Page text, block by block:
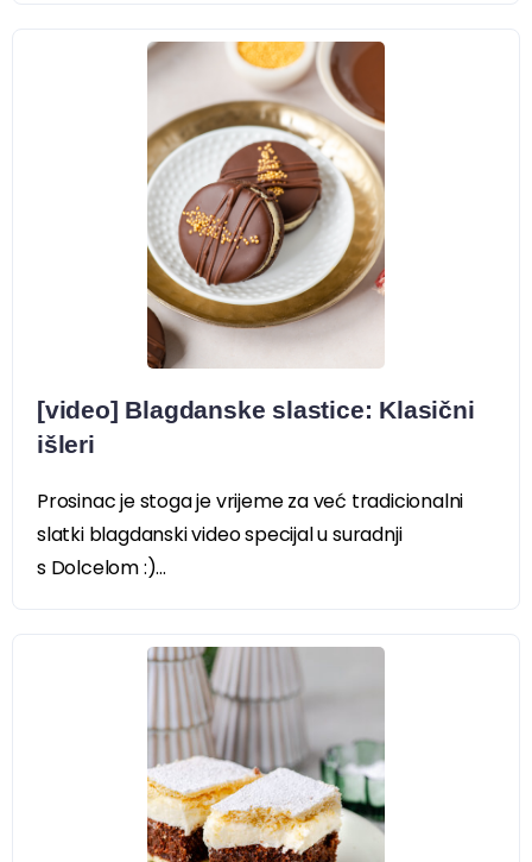
[video] Blagdanske slastice: Klasični
išleri
Prosinac je stoga je vrijeme za već tradicionalni
slatki blagdanski video specijal u suradnji
s Dolcelom :)...